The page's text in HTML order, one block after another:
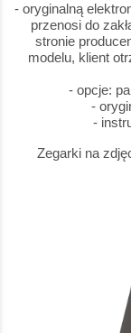
- oryginalną
przenosi do
stronie
modelu, klient
- opcje:
-
-
Zegarki na